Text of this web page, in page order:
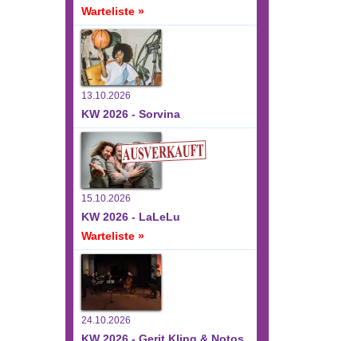
Warteliste »
13.10.2026
KW 2026 - Sorvina
15.10.2026
KW 2026 - LaLeLu
Warteliste »
24.10.2026